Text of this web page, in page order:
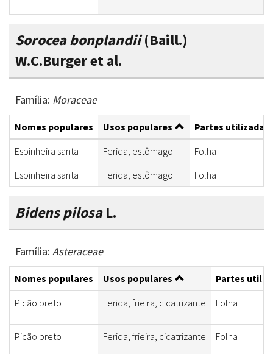
Sorocea bonplandii(Baill.)
W.C.Burger et al.
Família: Moraceae
Nomes populares Usos populares
Partes utilizadas
Espinheira santa
Ferida, estômago
Folha
Espinheira santa
Ferida, estômago Folha
Bidens pilosaL.
Família: Asteraceae
Nomes populares Usos populares
Partes
Picão preto
Ferida, frieira, cicatrizante Folha
Picão preto Ferida, frieira, cicatrizante Folha